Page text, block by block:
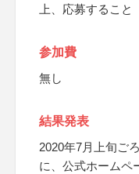
上、応募すること
参加費
無し
結果発表
2020年7月上旬ご
に、公式ホームペ